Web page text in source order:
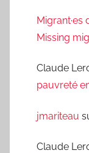
Migrant·es
Missing
Claude
pauvreté
jmariteau
Claude